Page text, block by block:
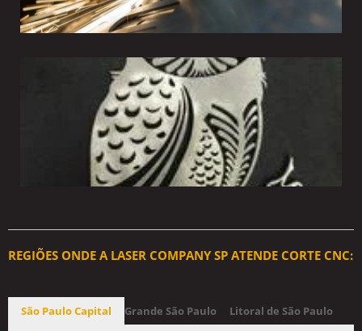
REGIÕES ONDE A LASER COMPANY SP ATENDE CORTE CNC:
São Paulo Capital Grande São Paulo Litoral de São Paulo